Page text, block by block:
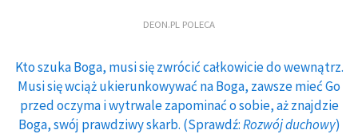
DEON.PL POLECA
Kto szuka Boga, musi się zwrócić całkowicie do wewnątrz.
Musi się wciąż ukierunkowywać na Boga, zawsze mieć Go
przed oczyma i wytrwale zapominać o sobie, aż znajdzie
Boga, swój prawdziwy skarb. (Sprawdź:Rozwój duchowy)